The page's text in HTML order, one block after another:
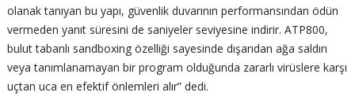
olanak tanıyan bu yapı, güvenlik duvarının performansından ödün
vermeden yanıt süresini de saniyeler seviyesine indirir. ATP800,
bulut tabanlı sandboxing özelliği sayesinde dışarıdan ağa saldırı
veya tanımlanamayan bir program olduğunda zararlı virüslere karşı
uçtan uca en efektif önlemleri alır” dedi.